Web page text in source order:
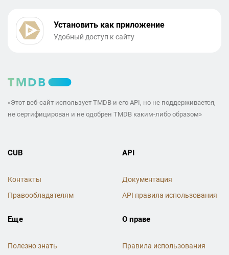
Установить как приложение
Удобный доступ к сайту
«Этот веб-сайт использует TMDB и его API, но не поддерживается,
не сертифицирован и не одобрен TMDB каким-либо образом»
CUB
Контакты
Правообладателям
API
Документация
API правила использования
Еще
Полезно знать
О праве
Правила использования